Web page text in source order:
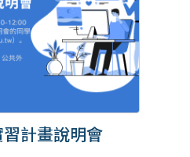
計畫說明會